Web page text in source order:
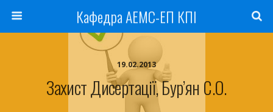
Кафедра АЕМС-ЕП КПІ
19.02.2013
Захист Дисертації, Бур’ян С.О.